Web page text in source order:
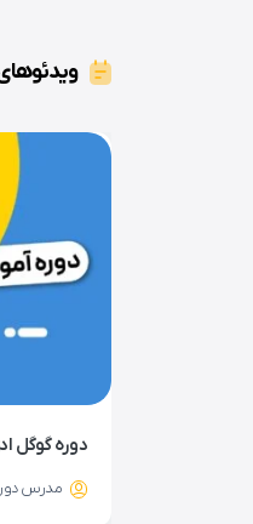
دوره گوگل
مدرس